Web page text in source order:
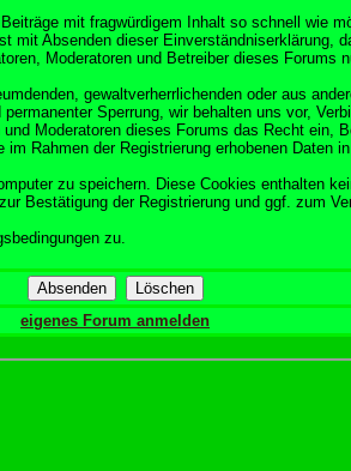
mit fragwürdigem Inhalt so schnell wie
mit Absenden dieser Einverständniserklärung,
Moderatoren und Betreiber dieses Forums
gewaltverherrlichenden oder aus
Sperrung, wir behalten uns vor,
Moderatoren dieses Forums das Recht ein,
Rahmen der Registrierung erhobenen Daten
zu speichern. Diese Cookies enthalten
Bestätigung der Registrierung und ggf. zum
zu.
eigenes Forum anmelden